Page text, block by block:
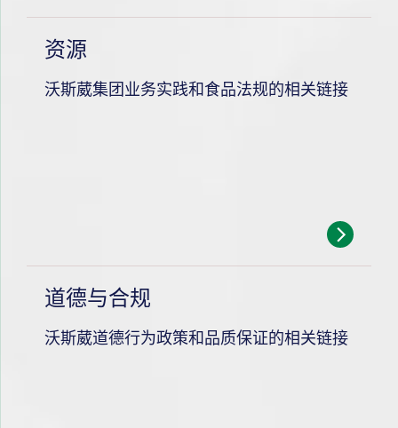
资源
沃斯葳集团业务实践和食品法规的相关链接
道德与合规
沃斯葳道德行为政策和品质保证的相关链接